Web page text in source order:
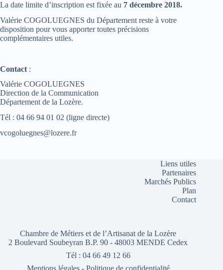
La date limite d’inscription est fixée au 7 décembre 2018.
Valérie COGOLUEGNES du Département reste à votre
disposition pour vous apporter toutes précisions
complémentaires utiles.
Contact :
Valérie COGOLUEGNES
Direction de la Communication
Département de la Lozère.
Tél : 04 66 94 01 02 (ligne directe)
vcogoluegnes@lozere.fr
Liens utiles
Partenaires
Marchés Publics
Plan
Contact
Chambre de Métiers et de l’Artisanat de la Lozère
2 Boulevard Soubeyran B.P. 90 - 48003 MENDE Cedex
Tél : 04 66 49 12 66
Mentions légales- Politique de confidentialité